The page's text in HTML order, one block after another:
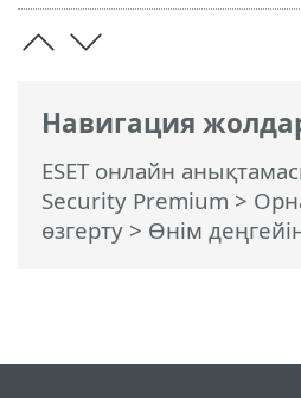
Навигация
ESET онлайн
Security Premium >
өзгерту > Өнім